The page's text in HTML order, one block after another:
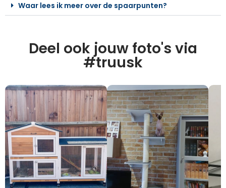
Waar lees ik meer over de spaarpunten?
Deel ook jouw foto's via
#truusk